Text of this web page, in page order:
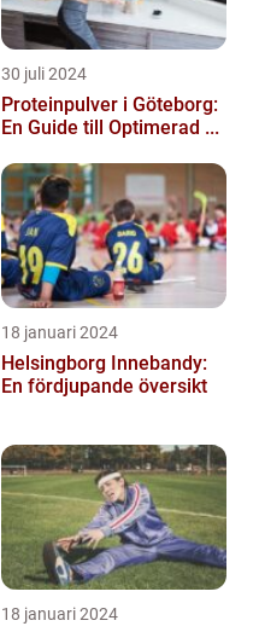
30 juli 2024
Proteinpulver i Göteborg:
En Guide till Optimerad ...
18 januari 2024
Helsingborg Innebandy:
En fördjupande översikt
18 januari 2024